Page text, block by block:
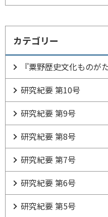
カテゴリー
『粟野歴史文化ものが
研究紀要 第10号
研究紀要 第9号
研究紀要 第8号
研究紀要 第7号
研究紀要 第6号
研究紀要 第5号